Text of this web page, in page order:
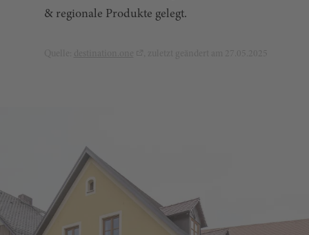
& regionale Produkte gelegt.